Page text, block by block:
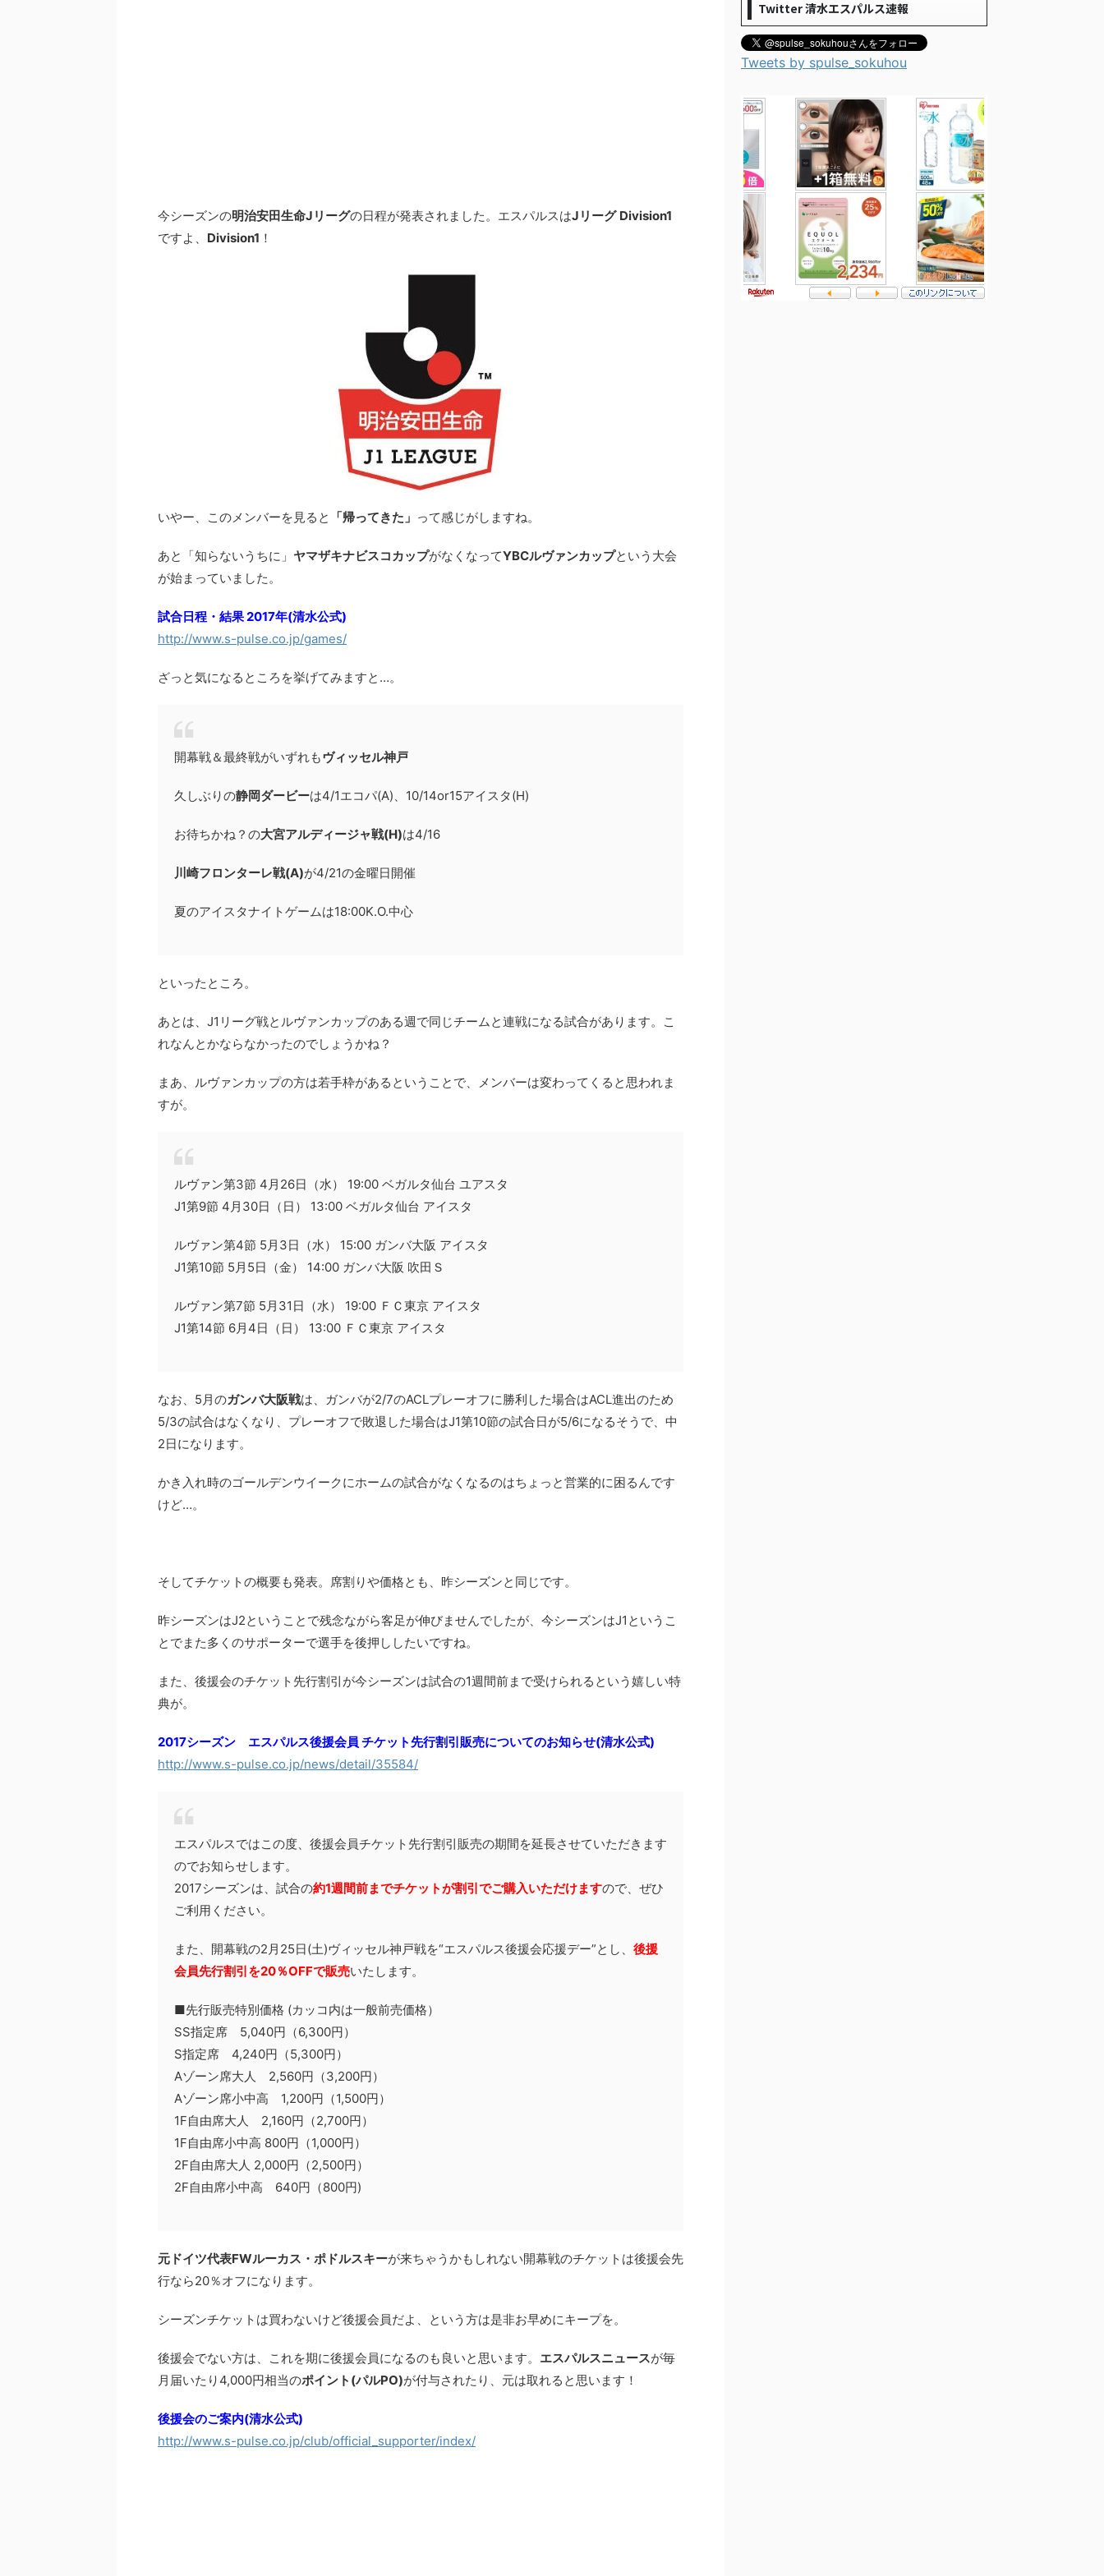
今シーズンの明治安田生命Jリーグの日程が発表されました。エスパルスはJリーグ Division1
ですよ、 Division1 ！
いやー、このメンバーを見ると 「帰ってきた」 って感じがしますね。
あと「知らないうちに」 ヤマザキナビスコカップがなくなってYBCルヴァンカップという大会
が始まっていました。
試合日程・結果 2017年(清水公式)
http://www.s-pulse.co.jp/games/
ざっと気になるところを挙げてみますと…。
開幕戦＆最終戦がいずれもヴィッセル神戸
久しぶりの静岡ダービーは4/1エコパ(A)、10/14or15アイスタ(H)
お待ちかね？の大宮アルディージャ戦(H)は4/16
川崎フロンターレ戦(A)が4/21の金曜日開催
夏のアイスタナイトゲームは18:00K.O.中心
といったところ。
あとは、J1リーグ戦とルヴァンカップのある週で同じチームと連戦になる試合があります。こ
れなんとかならなかったのでしょうかね？
まあ、ルヴァンカップの方は若手枠があるということで、メンバーは変わってくると思われま
すが。
ルヴァン第3節 4月26日（水） 19:00 ベガルタ仙台 ユアスタ
J1第9節 4月30日（日） 13:00 ベガルタ仙台 アイスタ
ルヴァン第4節 5月3日（水） 15:00 ガンバ大阪 アイスタ
J1第10節 5月5日（金） 14:00 ガンバ大阪 吹田Ｓ
ルヴァン第7節 5月31日（水） 19:00 ＦＣ東京 アイスタ
J1第14節 6月4日（日） 13:00 ＦＣ東京 アイスタ
なお、5月のガンバ大阪戦は、ガンバが2/7のACLプレーオフに勝利した場合はACL進出のため
5/3の試合はなくなり、プレーオフで敗退した場合はJ1第10節の試合日が5/6になるそうで、中
2日になります。
かき入れ時のゴールデンウイークにホームの試合がなくなるのはちょっと営業的に困るんです
けど…。
そしてチケットの概要も発表。席割りや価格とも、昨シーズンと同じです。
昨シーズンはJ2ということで残念ながら客足が伸びませんでしたが、今シーズンはJ1というこ
とでまた多くのサポーターで選手を後押ししたいですね。
また、後援会のチケット先行割引が今シーズンは試合の1週間前まで受けられるという嬉しい特
典が。
2017シーズン エスパルス後援会員 チケット先行割引販売についてのお知らせ(清水公式)
http://www.s-pulse.co.jp/news/detail/35584/
エスパルスではこの度、後援会員チケット先行割引販売の期間を延長させていただきます
のでお知らせします。
2017シーズンは、試合の約1週間前までチケットが割引でご購入いただけますので、ぜひ
ご利用ください。
また、開幕戦の2月25日(土)ヴィッセル神戸戦を“エスパルス後援会応援デー”とし、 後援
会員先行割引を20％OFFで販売いたします。
■先行販売特別価格 (カッコ内は一般前売価格）
SS指定席 5,040円（6,300円）
S指定席 4,240円（5,300円）
Aゾーン席大人 2,560円（3,200円）
Aゾーン席小中高 1,200円（1,500円）
1F自由席大人 2,160円（2,700円）
1F自由席小中高 800円（1,000円）
2F自由席大人 2,000円（2,500円）
2F自由席小中高 640円（800円)
元ドイツ代表FWルーカス・ポドルスキーが来ちゃうかもしれない開幕戦のチケットは後援会先
行なら20％オフになります。
シーズンチケットは買わないけど後援会員だよ、という方は是非お早めにキープを。
後援会でない方は、これを期に後援会員になるのも良いと思います。 エスパルスニュースが毎
月届いたり4,000円相当のポイント(パルPO)が付与されたり、元は取れると思います！
後援会のご案内(清水公式)
http://www.s-pulse.co.jp/club/official_supporter/index/
Twitter 清水エスパルス速報
Tweets by spulse_sokuhou